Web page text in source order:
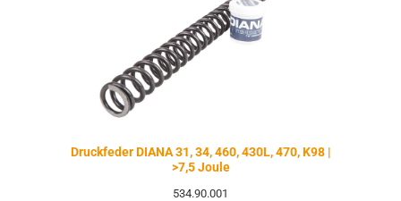
Druckfeder DIANA 31, 34, 460, 430L, 470, K98 |
>7,5 Joule
534.90.001